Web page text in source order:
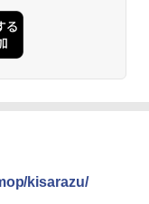
kisarazu/